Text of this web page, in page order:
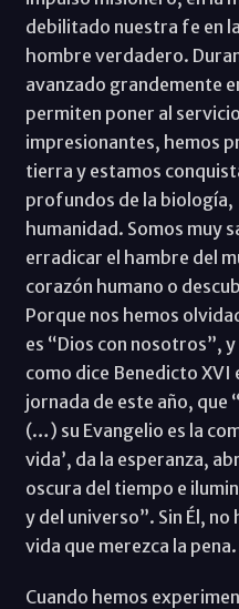
debilitado nuestra fe en
hombre verdadero.
avanzado grandemente
permiten poner al
impresionantes, hemos
tierra y estamos
profundos de la biología,
humanidad. Somos muy
erradicar el hambre del
corazón humano o
Porque nos hemos
es “Dios con nosotros”,
como dice Benedicto XVI
jornada de este año,
(…) su Evangelio es la
vida’, da la esperanza,
oscura del tiempo e
y del universo”. Sin Él,
vida que merezca la pena.
Cuando hemos